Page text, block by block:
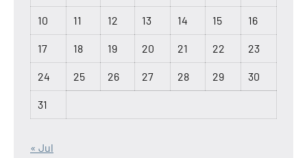
10 11 12 13 14 15 16
17 18 19 20 21 22 23
24 25 26 27 28 29 30
31
« Jul